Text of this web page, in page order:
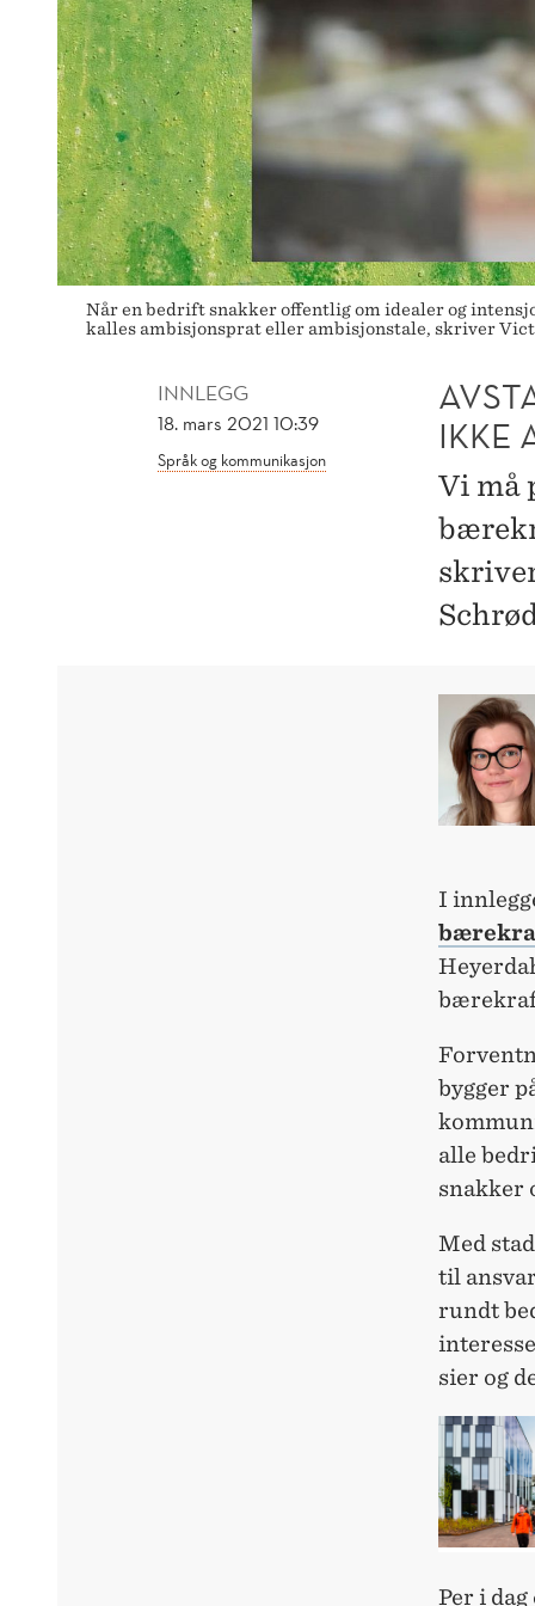
Når en bedrift snakker offentlig om idealer og
kalles ambisjonsprat eller ambisjonstale, skriver
INNLEGG
18. mars 2021 10:39
Språk og kommunikasjon
IKKE
Vi må
I
bygger
alle
snakker
Med
til
rundt
sier og
Per i